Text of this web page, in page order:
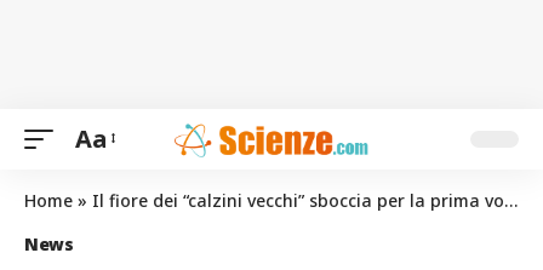
Aa
Home » Il fiore dei “calzini vecchi” sboccia per la prima volta nel Regno Unito: Kew Gardens avvolti da un odore inconfondibile
News